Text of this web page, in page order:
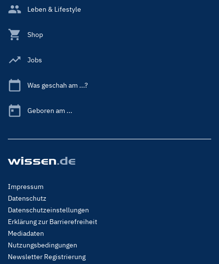
Leben & Lifestyle
Shop
Jobs
Was geschah am ...?
Geboren am ...
Footer
Menu
Legal
Impressum
Datenschutz
Datenschutzeinstellungen
Erklärung zur Barrierefreiheit
Mediadaten
Nutzungsbedingungen
Newsletter Registrierung